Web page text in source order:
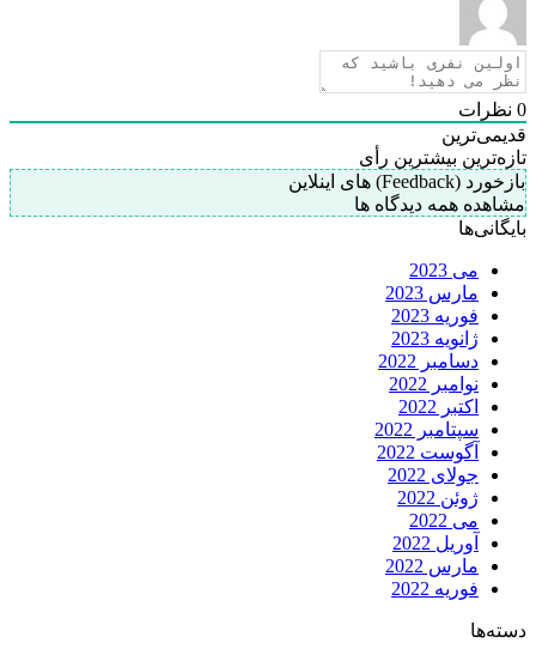
0 نظرات
قدیمی‌ترین
تازه‌ترین بیشترین رأی
بازخورد (Feedback) های اینلاین
مشاهده همه دیدگاه ها
بایگانی‌ها
می 2023
مارس 2023
فوریه 2023
ژانویه 2023
دسامبر 2022
نوامبر 2022
اکتبر 2022
سپتامبر 2022
آگوست 2022
جولای 2022
ژوئن 2022
می 2022
آوریل 2022
مارس 2022
فوریه 2022
دسته‌ها